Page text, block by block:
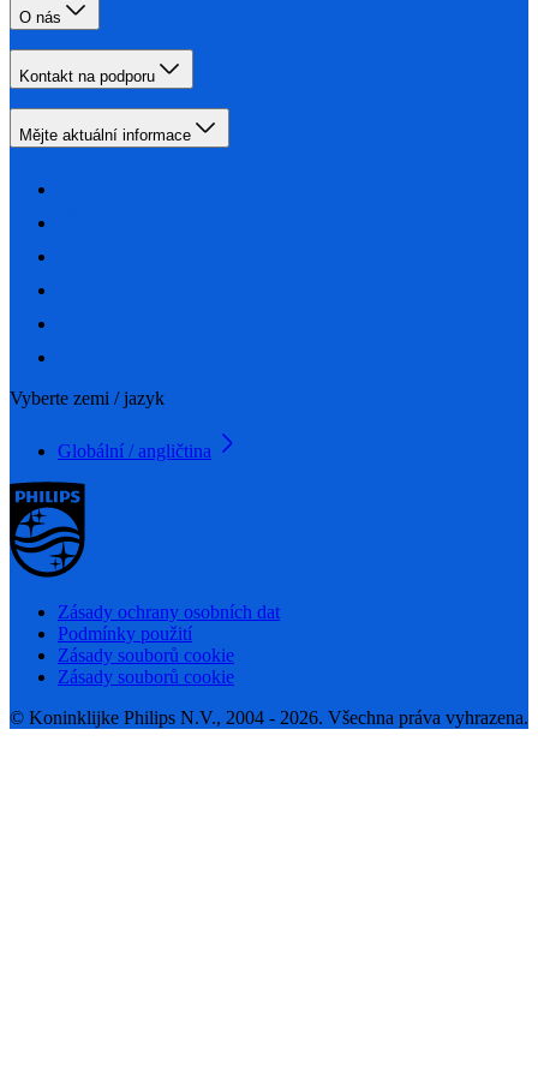
O nás
Kontakt na podporu
Mějte aktuální informace
Vyberte zemi / jazyk
Globální / angličtina
Zásady ochrany osobních dat
Podmínky použití
Zásady souborů cookie
Zásady souborů cookie
© Koninklijke Philips N.V., 2004 - 2026. Všechna práva vyhrazena.